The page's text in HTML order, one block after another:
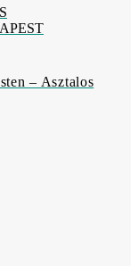
– Asztalos